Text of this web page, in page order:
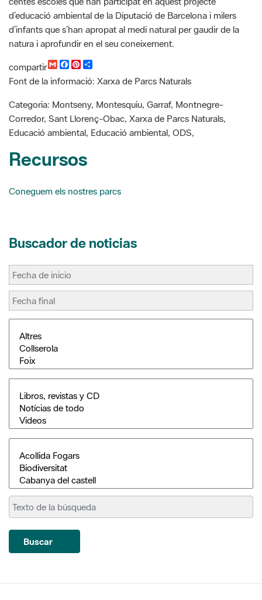
compartir
G
m
a
i
F
a
c
e
b
o
o
k
P
i
n
e
r
e
s
C
o
m
p
t
i
Font de la informació: Xarxa de Parcs Naturals
Categoria: Montseny, Montesquiu, Garraf, Montnegre-
Corredor, Sant Llorenç-Obac, Xarxa de Parcs Naturals,
Recursos
Buscador de noticias
Buscar